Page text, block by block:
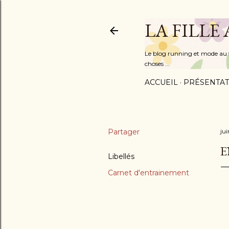
LA FILLE
Le blog running et mode au
choses ...
ACCUEIL
Partager
Libellés
Carnet d'entrainement